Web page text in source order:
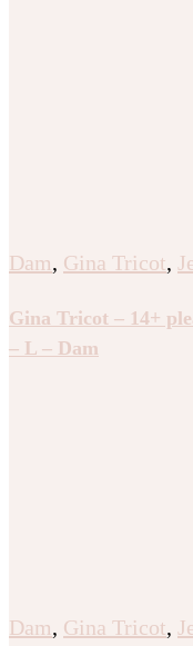
Dam, Gina Tricot,
Gina Tricot – 14+
– L – Dam
Dam, Gina Tricot,